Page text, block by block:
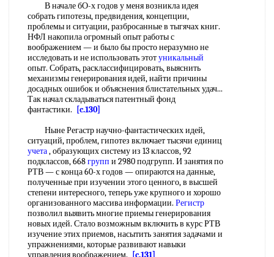
В начале бО-х годов у меня возникла идея
собрать гипотезы, предвидения, концепции,
проблемы и ситуации, разбросанные в тыгячах книг.
НФЛ накопила огромный опыт работы с
воображением — и было бы просто неразумно не
исследовать и не использовать этотуникальный
опыт. Собрать, расклассифицировать, выяснить
механизмы генерирования идей, найти причины
досадных ошибок и объяснения блистательных удач...
Так начал складываться патентный фонд
фантастики.
[c.130]
Ныне Регастр научно-фантастических идей,
ситуаций, проблем, гипотез включает тысячи единиц
учета, образующих систему из 13 классов, 92
подклассов, 668групп и 2980 подгрупп. И занятия по
РТВ — с конца 60-х годов — опираются на данные,
полученные при изучении этого ценного, в высшей
степени интересного, теперь уже крупного и хорошо
организованного массива информации. Регистр
позволил выявить многие приемы генерирования
новых идей. Стало возможным включить в курс РТВ
изучение этих приемов, насытить занятия задачами и
упражнениями, которые развивают навыки
управления воображением.
[c.131]